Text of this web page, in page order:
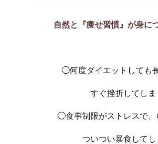
自然と『痩せ習慣』が身に
◯何度ダイエットしても
すぐ挫折してしま
◯食事制限がストレスで、
ついつい暴食してし